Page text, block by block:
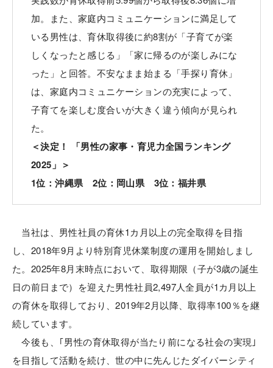
加。また、家庭内コミュニケーションに満足して
いる男性は、育休取得後に約8割が「子育てが楽
しくなったと感じる」「家に帰るのが楽しみにな
った」と回答。不安なまま始まる「手探り育休」
は、家庭内コミュニケーションの充実によって、
子育てを楽しむ度合いが大きく違う傾向が見られ
た。
＜決定！ 「男性の家事・育児力全国ランキング
2025」＞
1位：沖縄県 2位：岡山県 3位：福井県
当社は、男性社員の育休1カ月以上の完全取得を目指
し、2018年9月より特別育児休業制度の運用を開始しまし
た。2025年8月末時点において、取得期限（子が3歳の誕生
日の前日まで）を迎えた男性社員2,497人全員が1カ月以上
の育休を取得しており、2019年2月以降、取得率100％を継
続しています。
今後も、｢男性の育休取得が当たり前になる社会の実現｣
を目指して活動を続け、世の中に先んじたダイバーシティ